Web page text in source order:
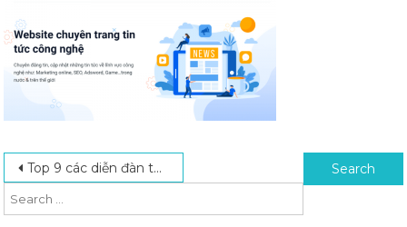
Post navigation
Top 9 các diễn đàn thiết kế ứng dụng di động dân IT nên biết Search for: